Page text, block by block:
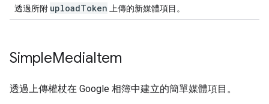
透過所附 uploadToken 上傳的新媒體項目。
SimpleMediaItem
透過上傳權杖在 Google 相簿中建立的簡單媒體項目。